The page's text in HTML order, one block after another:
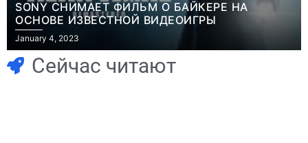
SONY СНИМАЕТ ФИЛЬМ О БАЙКЕРЕ НА
ОСНОВЕ ИЗВЕСТНОЙ ВИДЕОИГРЫ
January 4, 2023
Сейчас читают
Игры
Геймеры
отменяют
Новичок-геймер